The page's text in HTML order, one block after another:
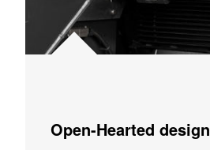
Open-Hearted design